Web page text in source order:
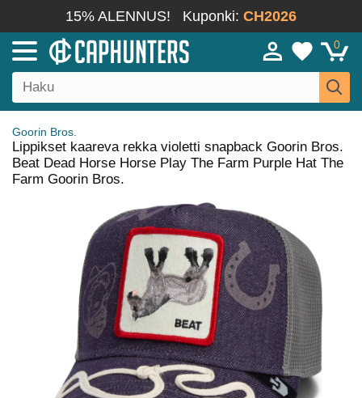
15% ALENNUS! Kuponki: CH2026
0
Goorin Bros.
Lippikset kaareva rekka violetti snapback Goorin Bros.
Beat Dead Horse Horse Play The Farm Purple Hat The
Farm Goorin Bros.